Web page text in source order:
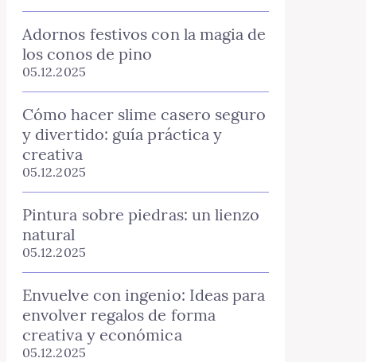
Adornos festivos con la magia de
los conos de pino
05.12.2025
Cómo hacer slime casero seguro
y divertido: guía práctica y
creativa
05.12.2025
Pintura sobre piedras: un lienzo
natural
05.12.2025
Envuelve con ingenio: Ideas para
envolver regalos de forma
creativa y económica
05.12.2025